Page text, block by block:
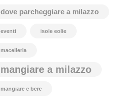
dove parcheggiare a milazzo
eventi isole eolie
macelleria
mangiare a milazzo
mangiare e bere